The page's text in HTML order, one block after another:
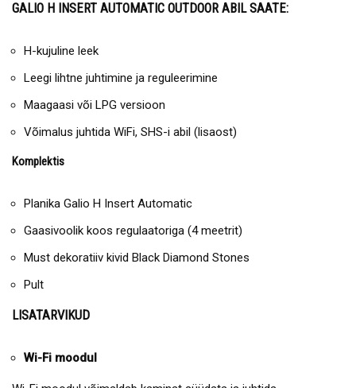
GALIO H INSERT AUTOMATIC OUTDOOR ABIL SAATE:
H-kujuline leek
Leegi lihtne juhtimine ja reguleerimine
Maagaasi või LPG versioon
Võimalus juhtida WiFi, SHS-i abil (lisaost)
Komplektis
Planika Galio H Insert Automatic
Gaasivoolik koos regulaatoriga (4 meetrit)
Must dekoratiiv kivid Black Diamond Stones
Pult
LISATARVIKUD
Wi-Fi moodul